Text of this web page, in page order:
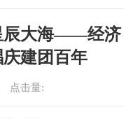
辰大海——经济
建团百年
点击量: